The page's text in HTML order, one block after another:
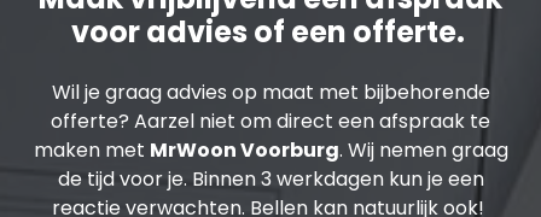
voor advies of een offerte.
Wil je graag advies op maat met bijbehorende
offerte? Aarzel niet om direct een afspraak te
maken met MrWoon Voorburg. Wij nemen graag
de tijd voor je. Binnen 3 werkdagen kun je een
reactie verwachten. Bellen kan natuurlijk ook!